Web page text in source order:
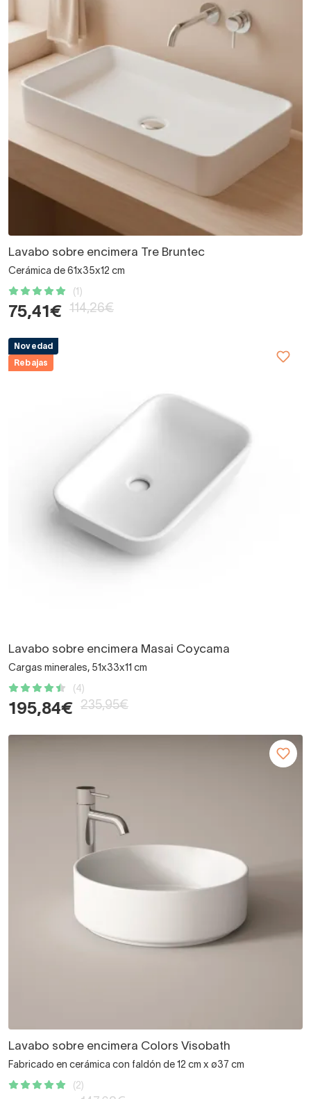
Lavabo sobre encimera Tre Bruntec
Cerámica de 61x35x12 cm
(1)
75,41€ 114,26€
Novedad
Rebajas
Lavabo sobre encimera Masai Coycama
Cargas minerales, 51x33x11 cm
(4)
195,84€ 235,95€
Lavabo sobre encimera Colors Visobath
Fabricado en cerámica con faldón de 12 cm x ø37 cm
(2)